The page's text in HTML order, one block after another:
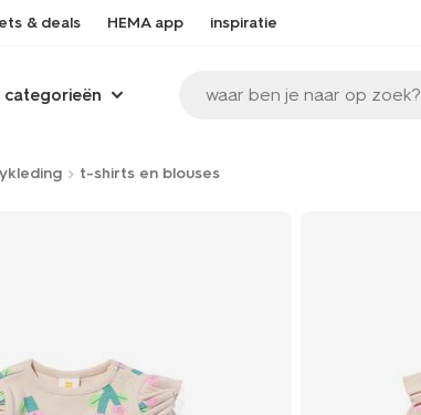
& deals HEMA app inspiratie
categorieën waar ben je naar op zoek?
t-shirts en blouses